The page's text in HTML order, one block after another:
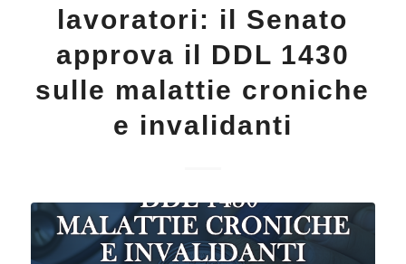
lavoratori: il Senato
approva il DDL 1430
sulle malattie croniche
e invalidanti